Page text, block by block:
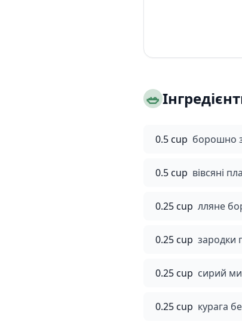
🥗
0.5 cup борошно
0.5 cup вівсяні
0.25 cup лляне
0.25 cup зародки
0.25 cup сирий
0.25 cup курага